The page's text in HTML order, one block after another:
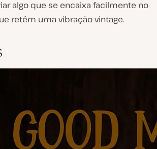
algo que se encaixa facilmente no
retém uma vibração vintage.